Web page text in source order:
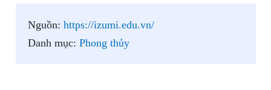
Nguồn: https://izumi.edu.vn/
Danh mục: Phong thủy